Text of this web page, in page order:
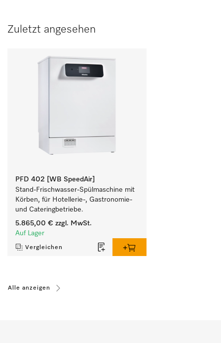
Zuletzt angesehen
PFD 402 [WB SpeedAir]
Stand-Frischwasser-Spülmaschine mit
Körben, für Hotellerie-, Gastronomie-
und Cateringbetriebe.
5.865,00 € zzgl. MwSt.
Auf Lager
Vergleichen
Alle anzeigen